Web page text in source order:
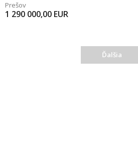
Prešov
1 290 000,00 EUR
Ďalšia